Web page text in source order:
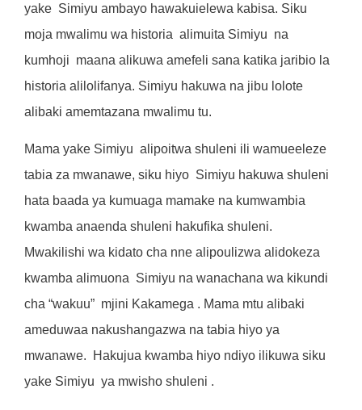
yake Simiyu ambayo hawakuielewa kabisa. Siku
moja mwalimu wa historia alimuita Simiyu na
kumhoji maana alikuwa amefeli sana katika jaribio la
historia alilolifanya. Simiyu hakuwa na jibu lolote
alibaki amemtazana mwalimu tu.
Mama yake Simiyu alipoitwa shuleni ili wamueeleze
tabia za mwanawe, siku hiyo Simiyu hakuwa shuleni
hata baada ya kumuaga mamake na kumwambia
kwamba anaenda shuleni hakufika shuleni.
Mwakilishi wa kidato cha nne alipoulizwa alidokeza
kwamba alimuona Simiyu na wanachana wa kikundi
cha “wakuu” mjini Kakamega . Mama mtu alibaki
ameduwaa nakushangazwa na tabia hiyo ya
mwanawe.
Hakujua kwamba hiyo ndiyo ilikuwa siku
yake Simiyu ya mwisho shuleni .